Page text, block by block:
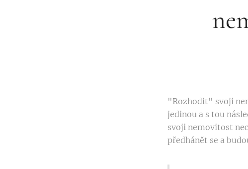
"Rozhodit" svoji
jedinou a s tou
svoji nemovitost
předhánět se a